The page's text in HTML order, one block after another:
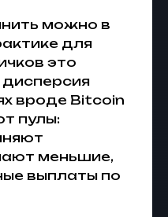
можно в
для
это
вроде Bitcoin
пулы:
меньшие,
выплаты по